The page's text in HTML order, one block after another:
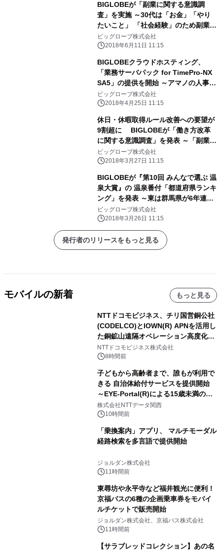
BIGLOBEが「副業に関する意識調
査」を実施 ～30代は「お金」「やり
たいこと」 「社会経験」のため副業を
希望～
ビッグローブ株式会社
2018年6月11日 11:15
BIGLOBEクラウドホスティング、
「業務サーバパック for TimePro-NX
SA5」の提供を開始 ～アマノの人事労
務管理システム向けサーバパックが
Windows Server 2016に対応～
ビッグローブ株式会社
2018年4月25日 11:15
休日・休暇取得ルール改善への要望が
9割超に BIGLOBEが「働き方改革
に関する意識調査」を発表 ～「副業・
兼業の許容」は40代男性、 「長時間
労働対策」は20代男女が導入希望～
ビッグローブ株式会社
2018年3月27日 11:15
BIGLOBEが『第10回 みんなで選ぶ 温
泉大賞』の 温泉番付「都道府県ランキ
ング」を発表 ～東は群馬県が6年連
続、西は兵庫県が初の横綱獲得～
ビッグローブ株式会社
2018年3月26日 11:15
発行者のリリースをもっと見る
モバイルの新着 もっと見る
NTTドコモビジネス、チリ国営銅公社
(CODELCO)とIOWN(R) APNを活用し
た銅鉱山遠隔オペレーション高度化に
向けた調査・実証を開始
NTTドコモビジネス株式会社
8時間前
子どもから高齢者まで、誰もが利用で
きる 自治体給付サービスを提供開始
～EYE-Portal(R)による15歳未満の本
人認証と デジタルデバイド対策で実現
～
株式会社NTTデータ関西
10時間前
「乗換案内」アプリ、 マルチモーダル
経路検索を多言語で提供開始
ジョルダン株式会社
11時間前
東尋坊や永平寺など福井観光に便利！
京福バスの6種の企画乗車券をモバイ
ルチケットで販売開始
ジョルダン株式会社、京福バス株式会社
11時間前
【サラブレッドコレクション】あの名